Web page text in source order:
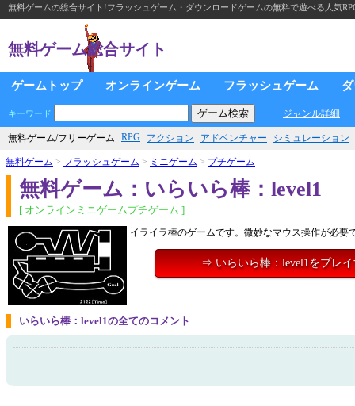
無料ゲームの総合サイト!フラッシュゲーム・ダウンロードゲームの無料で遊べる人気
無料ゲーム総合サイト
ゲームトップ オンラインゲーム フラッシュゲーム
キーワード ジャンル詳細
無料ゲーム/フリーゲーム RPG アクション アドベンチャー シミュレーション
無料ゲーム > フラッシュゲーム > ミニゲーム > プチゲーム
無料ゲーム：いらいら棒：level1
[ オンラインミニゲームプチゲーム ]
イライラ棒のゲームです。微妙なマウス操作が必要
⇒ いらいら棒：level1をプレ
いらいら棒：level1の全てのコメント